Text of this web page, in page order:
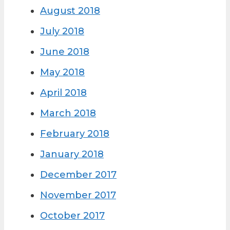
August 2018
July 2018
June 2018
May 2018
April 2018
March 2018
February 2018
January 2018
December 2017
November 2017
October 2017